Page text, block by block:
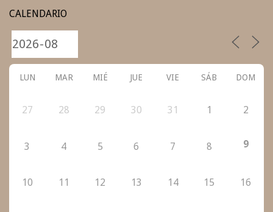
07
CALENDARIO
LUN MAR MIÉ JUE VIE SÁB DOM
27 28 29 30 31 1 2
3 4 5 6 7 8 9
10 11 12 13 14 15 16